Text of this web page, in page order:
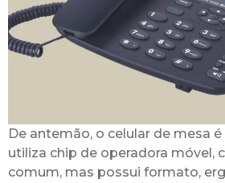
De antemão, o celular de mesa
utiliza chip de operadora móvel,
comum, mas possui formato,